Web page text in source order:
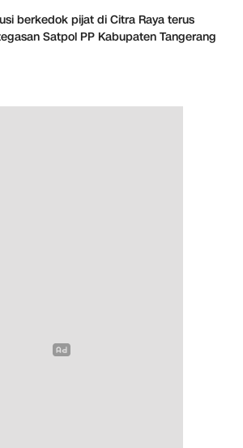
berkedok pijat di Citra Raya terus
Satpol PP Kabupaten Tangerang